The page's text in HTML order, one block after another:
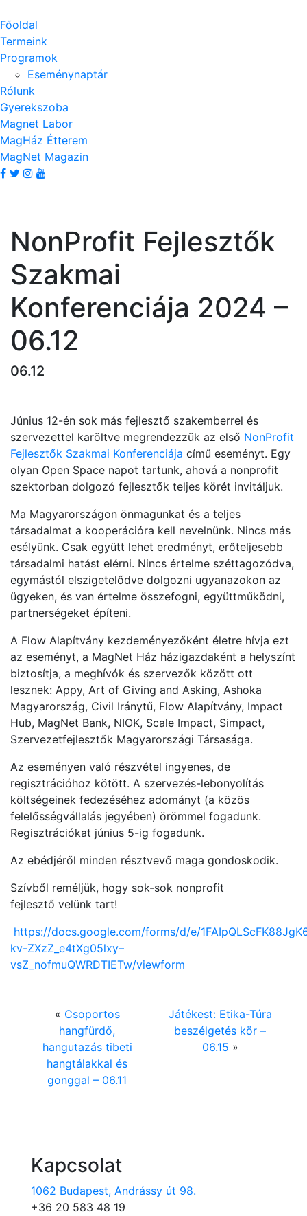
Főoldal
Termeink
Programok
Eseménynaptár
Rólunk
Gyerekszoba
Magnet Labor
MagHáz Étterem
MagNet Magazin
NonProfit Fejlesztők
Szakmai
Konferenciája 2024 –
06.12
06.12
Június 12-én sok más fejlesztő szakemberrel és
szervezettel karöltve megrendezzük az első NonProfit
Fejlesztők Szakmai Konferenciája című eseményt. Egy
olyan Open Space napot tartunk, ahová a nonprofit
szektorban dolgozó fejlesztők teljes körét invitáljuk.
Ma Magyarországon önmagunkat és a teljes
társadalmat a kooperációra kell nevelnünk. Nincs más
esélyünk. Csak együtt lehet eredményt, erőteljesebb
társadalmi hatást elérni. Nincs értelme széttagozódva,
egymástól elszigetelődve dolgozni ugyanazokon az
ügyeken, és van értelme összefogni, együttműködni,
partnerségeket építeni.
A Flow Alapítvány kezdeményezőként életre hívja ezt
az eseményt, a MagNet Ház házigazdaként a helyszínt
biztosítja, a meghívók és szervezők között ott
lesznek: Appy, Art of Giving and Asking, Ashoka
Magyarország, Civil Iránytű, Flow Alapítvány, Impact
Hub, MagNet Bank, NIOK, Scale Impact, Simpact,
Szervezetfejlesztők Magyarországi Társasága.
Az eseményen való részvétel ingyenes, de
regisztrációhoz kötött. A szervezés-lebonyolítás
költségeinek fedezéséhez adományt (a közös
felelősségvállalás jegyében) örömmel fogadunk.
Regisztrációkat június 5-ig fogadunk.
Az ebédjéről minden résztvevő maga gondoskodik.
Szívből reméljük, hogy sok-sok nonprofit
fejlesztő velünk tart!
https://docs.google.com/forms/d/e/
kv-ZXzZ_e4tXg05lxy–
vsZ_nofmuQWRDTIETw/viewform
« Csoportos
hangfürdő,
hangutazás tibeti
hangtálakkal és
gonggal – 06.11
Játékest: Etika-Túra
beszélgetés kör –
06.15 »
Kapcsolat
1062 Budapest, Andrássy út 98.
+36 20 583 48 19